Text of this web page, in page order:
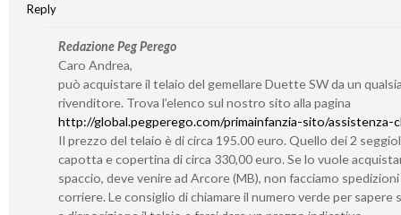
Reply
Redazione Peg Perego
Caro Andrea,
può acquistare il telaio del gemellare Duette SW da un
rivenditore. Trova l’elenco sul nostro sito alla pagina
http://global.pegperego.com/primainfanzia-sito/assistenza-
Il prezzo del telaio è di circa 195.00 euro. Quello dei 2
capotta e copertina di circa 330,00 euro. Se lo vuole
spaccio, deve venire ad Arcore (MB), non facciamo
corriere. Le consiglio di chiamare il numero verde per sapere